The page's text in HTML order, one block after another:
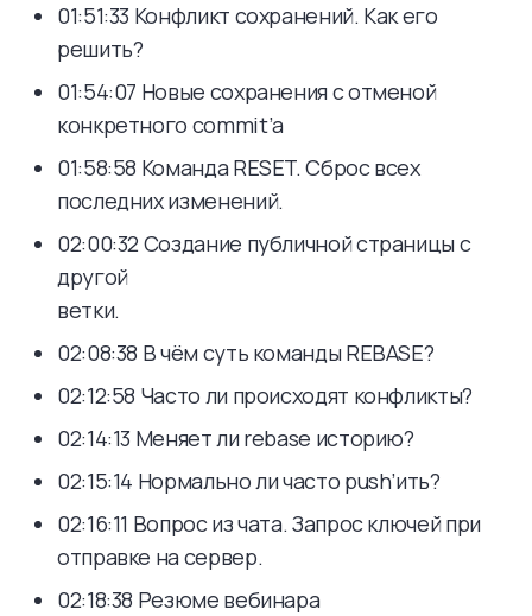
01:51:33 Конфликт сохранений. Как его
решить?
01:54:07 Новые сохранения с отменой
конкретного commit’а
01:58:58 Команда RESET. Сброс всех
последних изменений.
02:00:32 Создание публичной страницы с
другой
ветки.
02:08:38 В чём суть команды REBASE?
02:12:58 Часто ли происходят конфликты?
02:14:13 Меняет ли rebase историю?
02:15:14 Нормально ли часто push’ить?
02:16:11 Вопрос из чата. Запрос ключей при
отправке на сервер.
02:18:38 Резюме вебинара